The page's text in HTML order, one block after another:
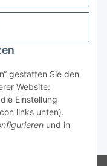
gestatten Sie den
Website:
Einstellung
links unten).
und in